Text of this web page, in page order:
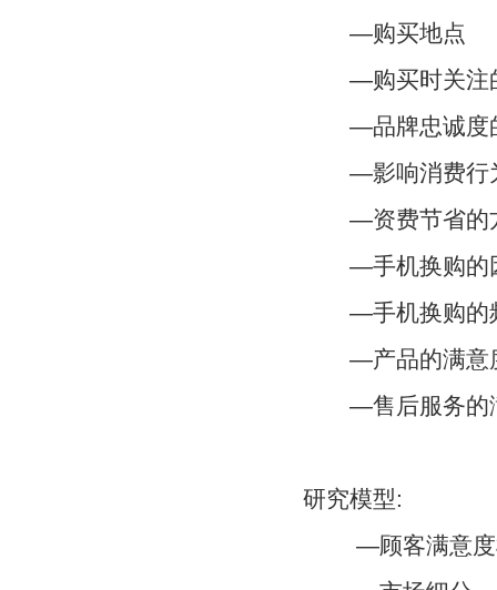
—购买地点
—购买时关注
—品牌忠诚度
—影响消费行
—资费节省的
—手机换购的
—手机换购的
—产品的满意
—售后服务的
研究模型:
—顾客满意度